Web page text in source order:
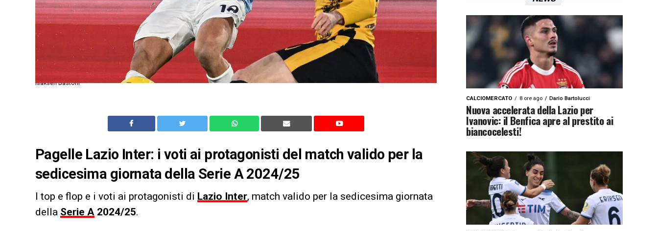
Isaksen Bastoni
Pagelle Lazio Inter: i voti ai protagonisti del match valido per la
sedicesima giornata della Serie A 2024/25
I top e flop e i voti ai protagonisti di Lazio Inter, match valido per la sedicesima giornata
della Serie A 2024/25.
CALCIOMERCATO 8 ore ago Dario Bartolucci
Nuova accelerata della Lazio per
Ivanovic: il Benfica apre al prestito ai
biancocelesti!